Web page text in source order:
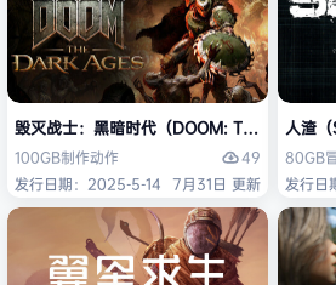
毁灭战士：黑暗时代（DOOM: The Dark
100GB制作动作
49
发行日期：2025-5-14 7月31日 更新
人渣
80GB
发行日